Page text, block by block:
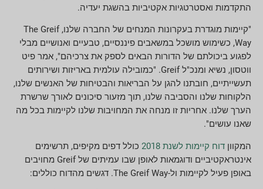
התקדמות ואסטרטגיות אקטיביות בהשגת יעדיה.
"קיימות מוגדרת בעקרונות המנחים של החברה שלנו, The Greif
Way, כשימוש מושכל במשאבים פיננסיים, טבעיים ואנושיים מבלי
לפגוע ביכולתם של הדורות הבאים לספק את צרכיהם", אמר פיט
ווטסון, נשיא ומנכ"ל Greif. "כמובילה עולמית באריזות ושירותים
תעשייתיים, חובתנו להגן על הבריאות והבטיחות של האנשים שלנו,
הלקוחות שלנו והסביבה שלנו, תוך מזעור סיכונים לאורך שרשרת
הערך שלנו. אחריות זו מנחה את המחויבות שלנו לקיימות בכל מה
שאנו עושים".
המקוון דוח קיימות לשנת 2018
כולל דפים מקיפים, תרשימים
אינטראקטיביים ודוגמאות לאופן שבו עמיתים של Greif מחויבים
באופן פעיל לקיימות ול-The Greif Way. דגשים מהדוח כוללים: